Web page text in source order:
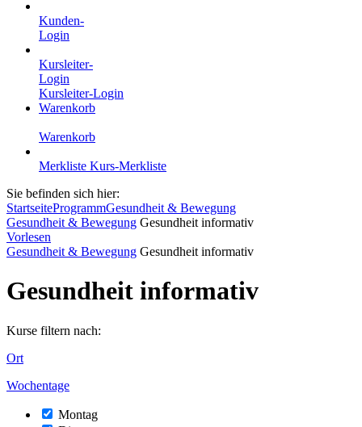
Kunden-
Login
Kursleiter-
Login
Kursleiter-Login
Warenkorb
Warenkorb
Merkliste Kurs-Merkliste
Sie befinden sich hier:
StartseiteProgrammGesundheit & Bewegung
Gesundheit & Bewegung Gesundheit informativ
Vorlesen
Gesundheit & Bewegung Gesundheit informativ
Gesundheit informativ
Kurse filtern nach:
Ort
Wochentage
Montag